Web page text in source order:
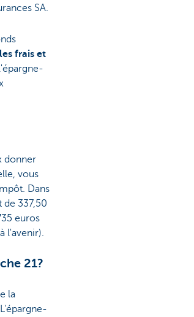
SA.
frais et
donner
vous
Dans
337,50
euros
l'avenir).
21?
la